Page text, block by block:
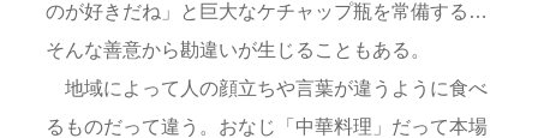
のが好きだね」と巨大なケチャップ瓶を常備する…
そんな善意から勘違いが生じることもある。
地域によって人の顔立ちや言葉が違うように食べ
るものだって違う。おなじ「中華料理」だって本場